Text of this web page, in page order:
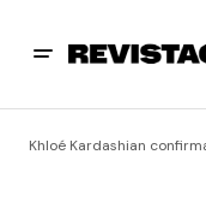
Khloé Kardashian